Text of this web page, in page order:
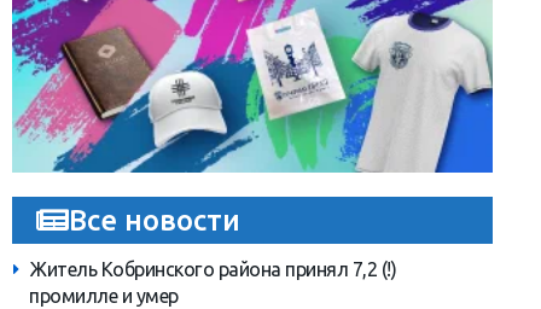
Все новости
Житель Кобринского района принял 7,2 (!)
промилле и умер